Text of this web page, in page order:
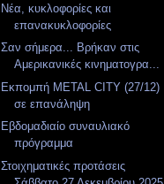
Νέα, κυκλοφορίες και
επανακυκλοφορίες
Σαν σήμερα... Βρήκαν στις
Αμερικανικές κινηματογρα...
Εκπομπή METAL CITY (27/12)
σε επανάληψη
Εβδομαδιαίο συναυλιακό
πρόγραμμα
Στοιχηματικές προτάσεις